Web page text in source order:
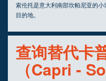
索伦托是意大利南部坎帕尼亚的
目的地。
查询替代卡
（Capri -